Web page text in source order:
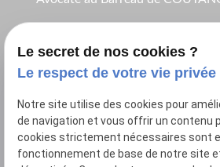
place
6 rue du 08 mai 1945
50800VILLEDIEU-LES-
Le secret de nos cookies ?
Le respect de votre vie privée
Notre site utilise des cookies pour
de navigation et vous offrir un contenu
cookies strictement nécessaires sont
fonctionnement de base de notre site